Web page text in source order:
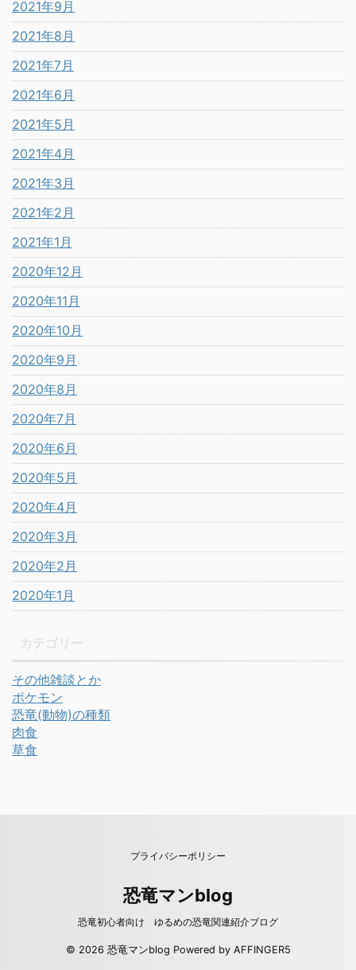
2021年9月
2021年8月
2021年7月
2021年6月
2021年5月
2021年4月
2021年3月
2021年2月
2021年1月
2020年12月
2020年11月
2020年10月
2020年9月
2020年8月
2020年7月
2020年6月
2020年5月
2020年4月
2020年3月
2020年2月
2020年1月
その他雑談とか
ポケモン
恐竜(動物)の種類
肉食
草食
プライバシーポリシー
恐竜マンblog
恐竜初心者向け ゆるめの恐竜関連紹介ブログ
© 2026 恐竜マンblog Powered by AFFINGER5